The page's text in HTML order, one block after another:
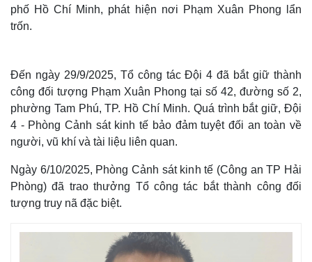
Thế giới
Quan sát
Cuộc sống đó đây
Hồ sơ
Multimedia
Video
Ảnh
E-Magazine
phố Hồ Chí Minh, phát hiện nơi Phạm Xuân Phong lẩn
trốn.
Đến ngày 29/9/2025, Tổ công tác Đội 4 đã bắt giữ thành
công đối tượng Phạm Xuân Phong tại số 42, đường số 2,
phường Tam Phú, TP. Hồ Chí Minh. Quá trình bắt giữ, Đội
4 - Phòng Cảnh sát kinh tế bảo đảm tuyệt đối an toàn về
người, vũ khí và tài liệu liên quan.
Ngày 6/10/2025, Phòng Cảnh sát kinh tế (Công an TP Hải
Phòng) đã trao thưởng Tổ công tác bắt thành công đối
tượng truy nã đặc biệt.